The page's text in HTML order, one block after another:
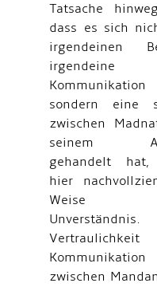
Tatsache
dass es sich
irgendeinen
irgendeine
Kommunikation
sondern eine
zwischen
seinem
gehandelt
hier
Weise
Kommunikation
zwischen